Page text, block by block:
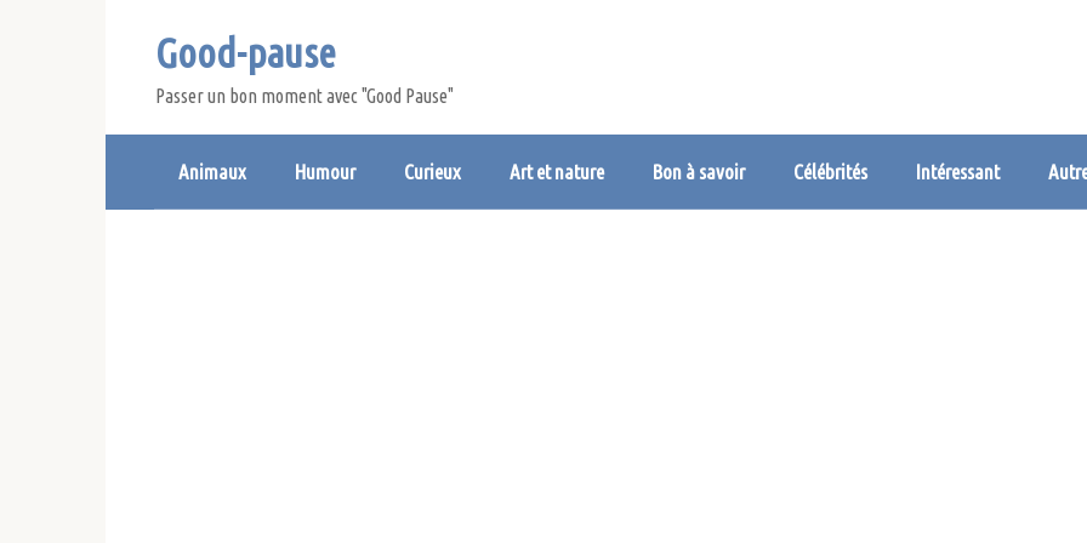
Good-pause
Passer un bon moment avec "Good Pause"
Animaux Humour Curieux Art et nature Bon à savoir Célébrités Intéressant